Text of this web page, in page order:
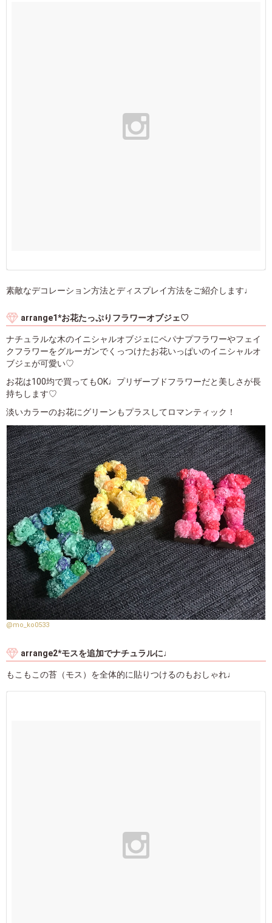
素敵なデコレーション方法とディスプレイ方法をご紹介します♩
arrange1*お花たっぷりフラワーオブジェ♡
ナチュラルな木のイニシャルオブジェにペパナプフラワーやフェイ
クフラワーをグルーガンでくっつけたお花いっぱいのイニシャルオ
ブジェが可愛い♡
お花は100均で買ってもOK♩プリザーブドフラワーだと美しさが長
持ちします♡
淡いカラーのお花にグリーンもプラスしてロマンティック！
@mo_ko0533
arrange2*モスを追加でナチュラルに♩
もこもこの苔（モス）を全体的に貼りつけるのもおしゃれ♩